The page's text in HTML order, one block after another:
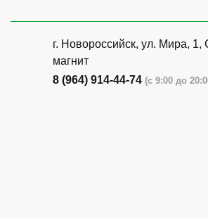
г. Новороссийск, ул. Мира,
магнит
8 (964) 914-44-74 (с 9:00 до